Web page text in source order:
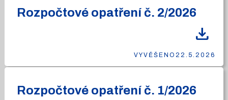
Rozpočtové opatření č. 2/2026
download
VYVĚŠENO 22.5.2026
Rozpočtové opatření č. 1/2026